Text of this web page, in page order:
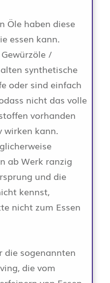
Öle haben diese
essen kann.
/
synthetische
oder sind einfach
nicht das volle
vorhanden
wirken kann.
ab Werk ranzig
und die
kennst,
nicht zum Essen
die sogenannten
die vom